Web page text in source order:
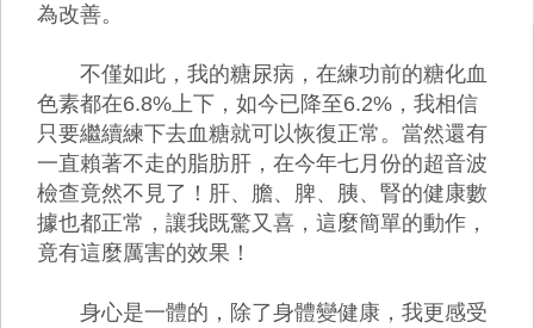
為改善。
不僅如此，我的糖尿病，在練功前的糖化血
色素都在6.8%上下，如今已降至6.2%，我相信
只要繼續練下去血糖就可以恢復正常。當然還有
一直賴著不走的脂肪肝，在今年七月份的超音波
檢查竟然不見了！肝、膽、脾、胰、腎的健康數
據也都正常，讓我既驚又喜，這麼簡單的動作，
竟有這麼厲害的效果！
身心是一體的，除了身體變健康，我更感受